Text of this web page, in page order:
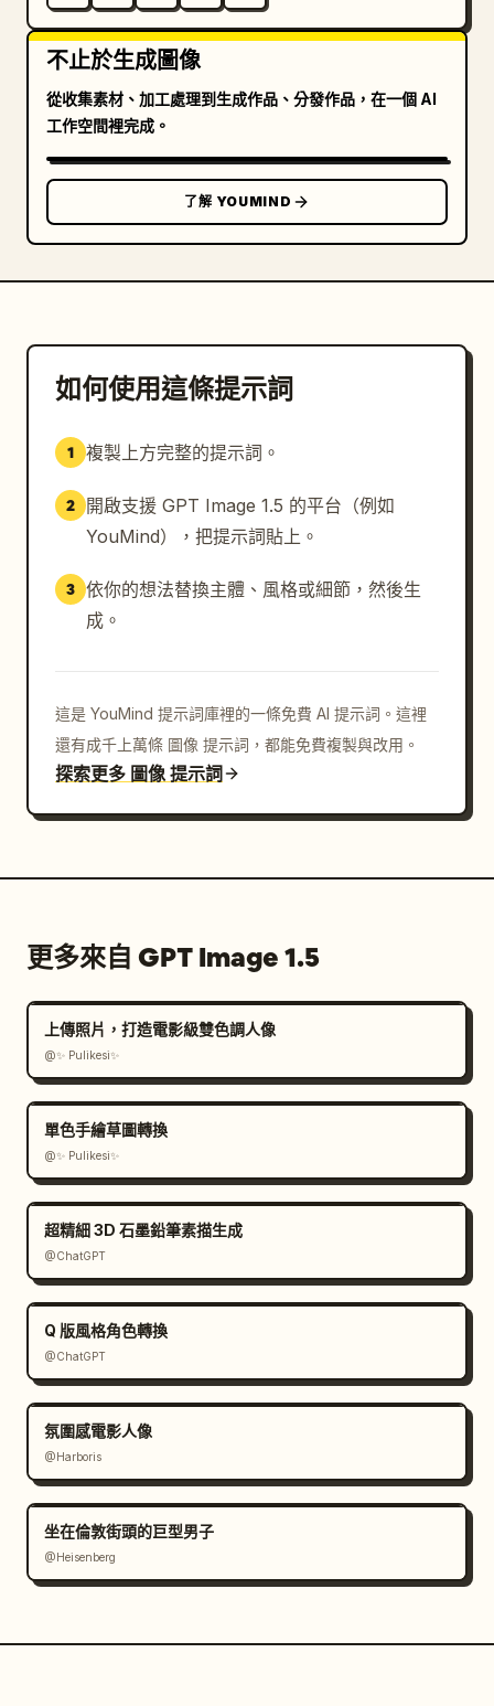
不止於生成圖像
從收集素材、加工處理到生成作品、分發作品，在一個 AI
工作空間裡完成。
了解 YOUMIND
如何使用這條提示詞
1 複製上方完整的提示詞。
2
開啟支援 GPT Image 1.5 的平台（例如
YouMind），把提示詞貼上。
3 依你的想法替換主體、風格或細節，然後生
成。
這是 YouMind 提示詞庫裡的一條免費 AI 提示詞。這裡
還有成千上萬條 圖像 提示詞，都能免費複製與改用。
探索更多 圖像 提示詞
更多來自 GPT Image 1.5
上傳照片，打造電影級雙色調人像
@✨ Pulikesi✨
單色手繪草圖轉換
@✨ Pulikesi✨
超精細 3D 石墨鉛筆素描生成
@ChatGPT
Q 版風格角色轉換
@ChatGPT
氛圍感電影人像
@Harboris
坐在倫敦街頭的巨型男子
@Heisenberg